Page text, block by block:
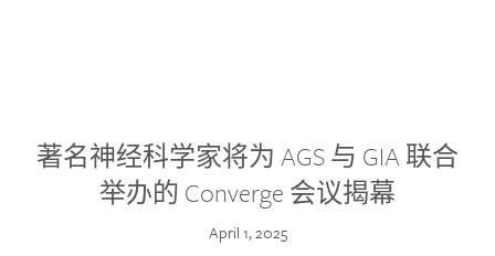
著名神经科学家将为 AGS 与 GIA 联合
举办的 Converge 会议揭幕
April 1, 2025